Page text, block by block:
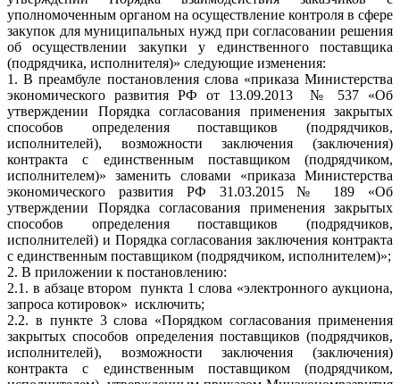
уполномоченным органом на осуществление контроля в сфере
закупок для муниципальных нужд при согласовании решения
об осуществлении закупки у единственного поставщика
(подрядчика, исполнителя)» следующие изменения:
1. В преамбуле постановления слова «приказа Министерства
экономического развития РФ от 13.09.2013 № 537 «Об
утверждении Порядка согласования применения закрытых
способов определения поставщиков (подрядчиков,
исполнителей), возможности заключения (заключения)
контракта с единственным поставщиком (подрядчиком,
исполнителем)» заменить словами «приказа Министерства
экономического развития РФ 31.03.2015 № 189 «Об
утверждении Порядка согласования применения закрытых
способов определения поставщиков (подрядчиков,
исполнителей) и Порядка согласования заключения контракта
с единственным поставщиком (подрядчиком, исполнителем)»;
2. В приложении к постановлению:
2.1. в абзаце втором пункта 1 слова «электронного аукциона,
запроса котировок» исключить;
2.2. в пункте 3 слова «Порядком согласования применения
закрытых способов определения поставщиков (подрядчиков,
исполнителей), возможности заключения (заключения)
контракта с единственным поставщиком (подрядчиком,